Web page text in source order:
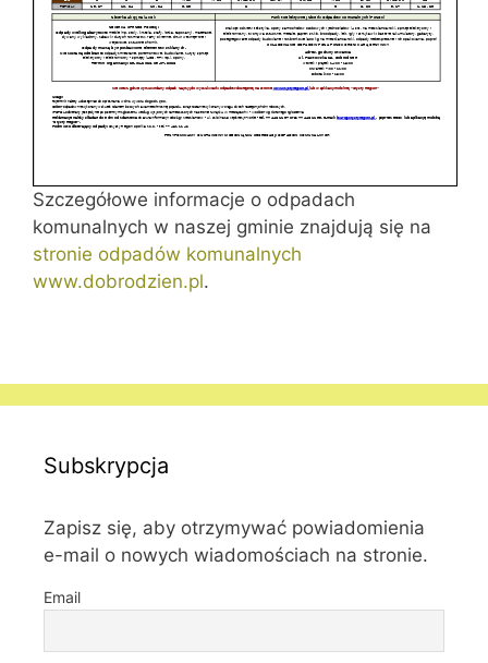
Szczegółowe informacje o odpadach
komunalnych w naszej gminie znajdują się na
stronie odpadów komunalnych
www.dobrodzien.pl.
Subskrypcja
Zapisz się, aby otrzymywać powiadomienia
e-mail o nowych wiadomościach na stronie.
Email